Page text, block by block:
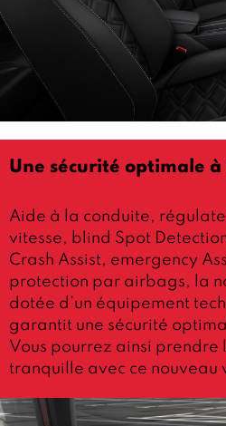
Une sécurité optimale
Aide à la conduite,
vitesse, blind Spot
Crash Assist, emergency
protection par airbags, la
dotée d’un équipement
garantit une sécurité
Vous pourrez ainsi prendre
tranquille avec ce nouveau